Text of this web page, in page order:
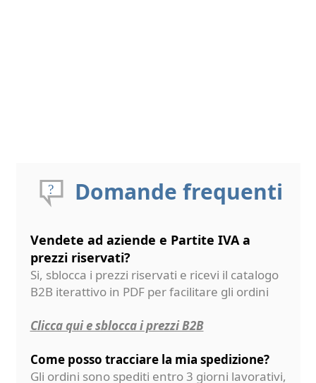
Domande frequenti
Vendete ad aziende e Partite IVA a
prezzi riservati?
Si, sblocca i prezzi riservati e ricevi il catalogo
B2B iterattivo in PDF per facilitare gli ordini
Clicca qui e sblocca i prezzi B2B
Come posso tracciare la mia spedizione?
Gli ordini sono spediti entro 3 giorni lavorativi,